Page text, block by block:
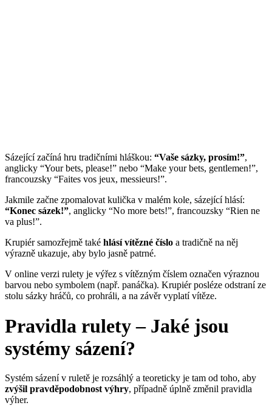
Sázející začíná hru tradičními hláškou: “Vaše sázky, prosím!”,
anglicky “Your bets, please!” nebo “Make your bets, gentlemen!”,
francouzsky “Faites vos jeux, messieurs!”.
Jakmile začne zpomalovat kulička v malém kole, sázející hlásí:
“Konec sázek!”, anglicky “No more bets!”, francouzsky “Rien ne
va plus!”.
Krupiér samozřejmě také hlásí vítězné číslo a tradičně na něj
výrazně ukazuje, aby bylo jasně patrné.
V online verzi rulety je výřez s vítězným číslem označen výraznou
barvou nebo symbolem (např. panáčka). Krupiér posléze odstraní ze
stolu sázky hráčů, co prohráli, a na závěr vyplatí vítěze.
Pravidla rulety – Jaké jsou
systémy sázení?
Systém sázení v ruletě je rozsáhlý a teoreticky je tam od toho, aby
zvýšil pravděpodobnost výhry, případně úplně změnil pravidla
výher.